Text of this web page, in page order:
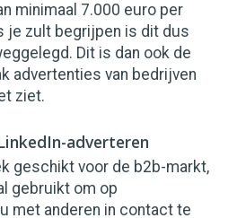
minimaal 7.000 euro per
je zult begrijpen is dit dus
Dit is dan ook de
advertenties van bedrijven
ziet.
adverteren
geschikt voor de b2b-markt,
gebruikt om op
met anderen in contact te